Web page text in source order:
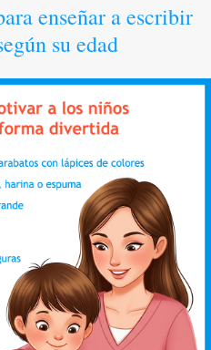
enseñar a escribir
su edad